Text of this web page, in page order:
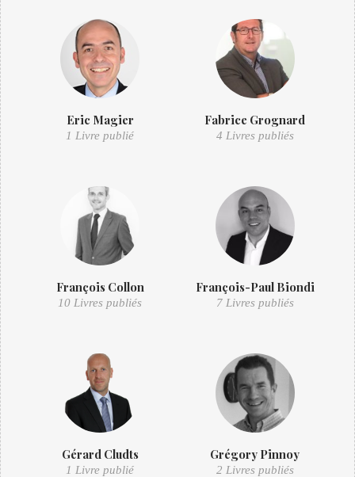
Eric Magier
1 Livre publié
Fabrice Grognard
4 Livres publiés
François Collon
10 Livres publiés
François-Paul Biondi
7 Livres publiés
Gérard Cludts
1 Livre publié
Grégory Pinnoy
2 Livres publiés